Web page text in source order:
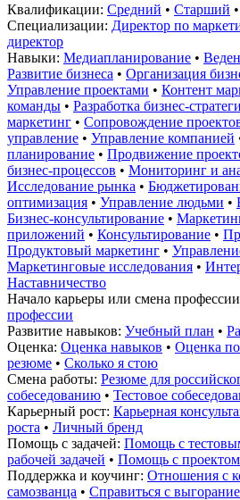
Квалификации: Средний • Старший •
Специализации: Директор по
директор
Навыки: Медиапланирование •
Развитие бизнеса • Организация
Управление проектами • Контент
команды • Разработка бизнес-
маркетинг • Сопровождение
управление • Управление компанией
планирование • Продвижение
бизнес-процессов • Мониторинг и
Исследование рынка •
оптимизация • Управление людьми •
Бизнес-консультирование •
приложений • Консультирование •
Продуктовый маркетинг •
Маркетинговые исследования •
Наставничество
Начало карьеры или смена
профессии
Развитие навыков: Учебный план •
Оценка: Оценка навыков • Оценка
резюме • Сколько я стою
Смена работы: Резюме для
собеседованию • Тестовое
Карьерный рост: Карьерная
роста • Личный бренд
Помощь с задачей: Помощь с
рабочей задачей • Помощь с проектом
Поддержка и коучинг: Отношения с
самозванца • Справиться с